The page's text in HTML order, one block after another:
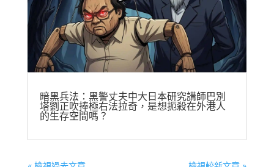
暗黑兵法：黑警丈夫中大日本研究講師巴別
塔劉正吹捧極右法拉奇，是想扼殺在外港人
的生存空間嗎？